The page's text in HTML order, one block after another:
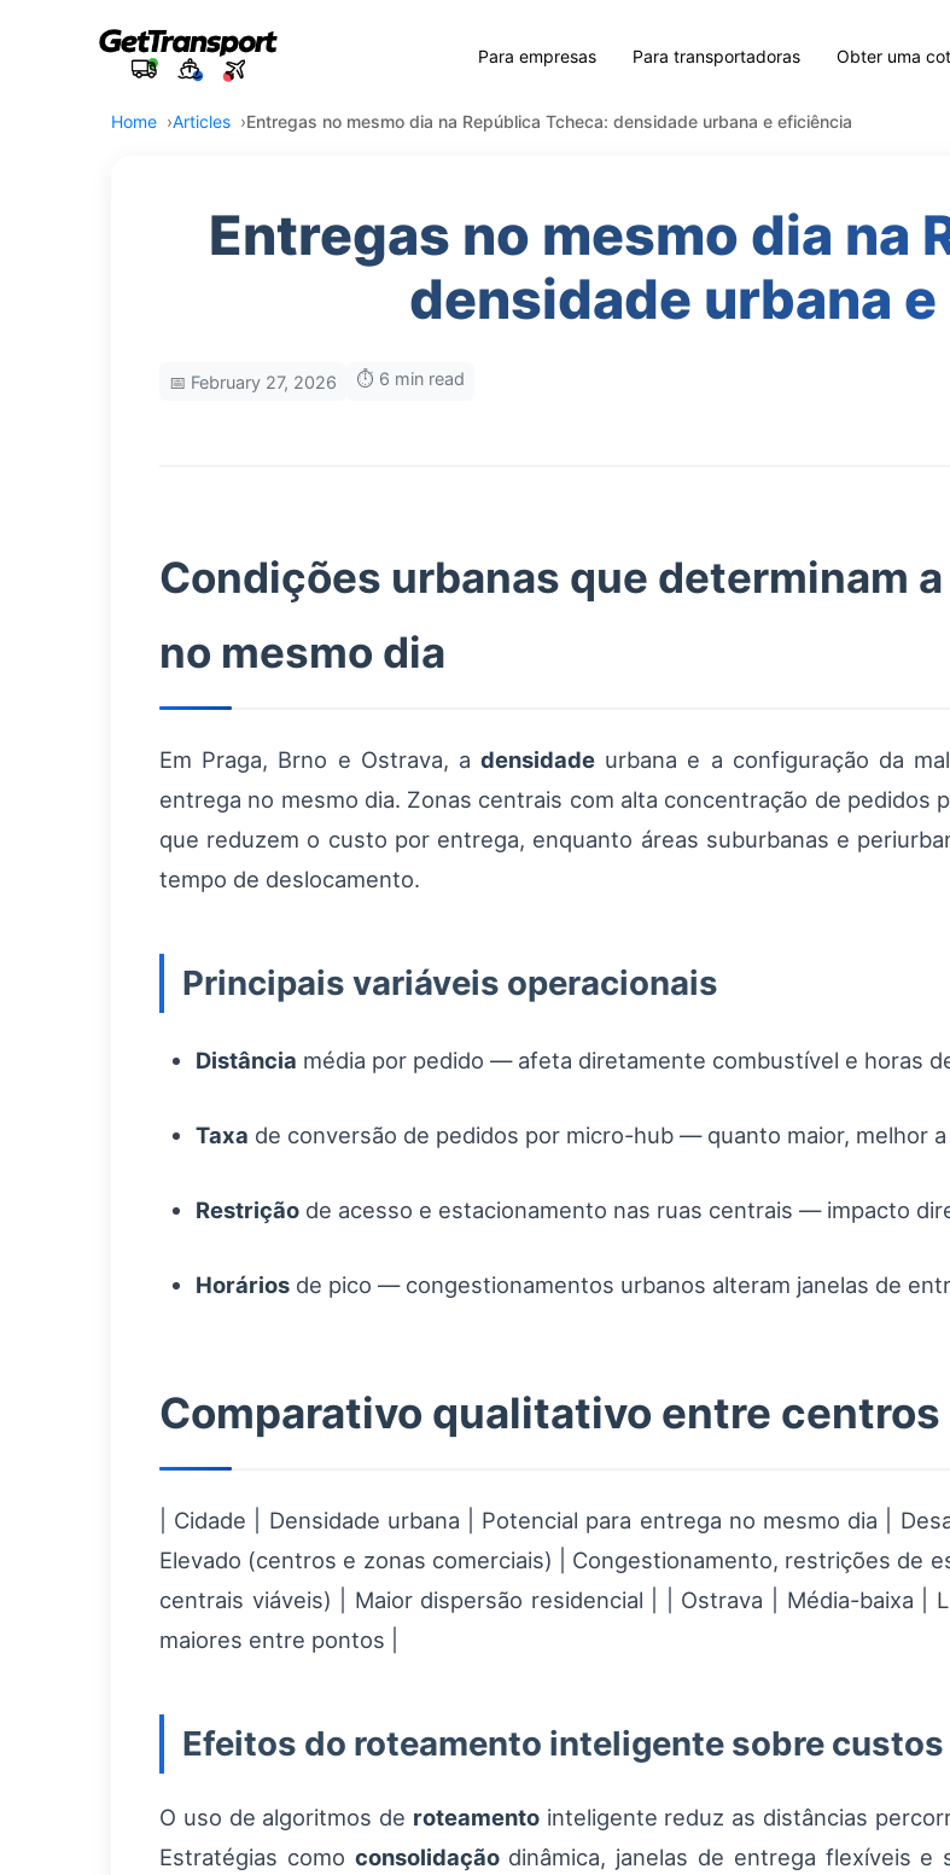
Para empresas Para transportadoras Obter uma
Home Articles Entregas no mesmo dia na República Tcheca: densidade urbana e eficiência
Entregas no mesmo dia na
densidade urbana
📅 February 27, 2026 ⏱️ 6 min read
Condições urbanas que determinam
no mesmo dia
Em Praga, Brno e Ostrava, a densidade urbana e a configuração da
entrega no mesmo dia. Zonas centrais com alta concentração de pedidos
que reduzem o custo por entrega, enquanto áreas suburbanas e
tempo de deslocamento.
Principais variáveis operacionais
Distância média por pedido — afeta diretamente combustível e horas
Taxa de conversão de pedidos por micro-hub — quanto maior, melhor
Restrição de acesso e estacionamento nas ruas centrais — impacto
Horários de pico — congestionamentos urbanos alteram janelas de
Comparativo qualitativo entre
| Cidade | Densidade urbana | Potencial para entrega no mesmo dia |
Elevado (centros e zonas comerciais) | Congestionamento, restrições de
centrais viáveis) | Maior dispersão residencial | | Ostrava | Média-baixa |
maiores entre pontos |
Efeitos do roteamento inteligente sobre custos
O uso de algoritmos de roteamentointeligente reduz as distâncias
Estratégias como consolidaçãodinâmica, janelas de entrega flexíveis e